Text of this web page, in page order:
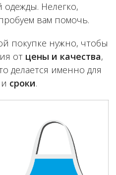
одежды. Нелегко,
вам помочь.
покупке нужно, чтобы
от цены и качества,
делается именно для
сроки.